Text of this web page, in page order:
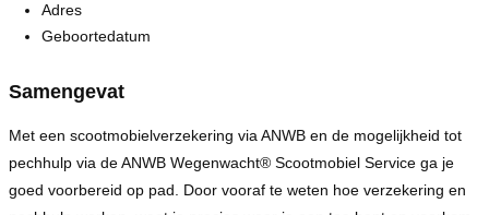
Adres
Geboortedatum
Samengevat
Met een scootmobielverzekering via ANWB en de mogelijkheid tot
pechhulp via de ANWB Wegenwacht® Scootmobiel Service ga je
goed voorbereid op pad. Door vooraf te weten hoe verzekering en